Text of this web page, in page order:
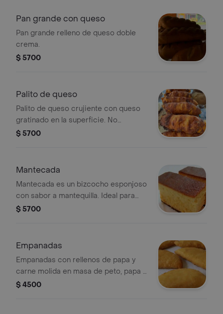
Pan grande con queso
Pan grande relleno de queso doble
crema.
$ 5700
Palito de queso
Palito de queso crujiente con queso
gratinado en la superficie. No
contiene queso en el interior.
$ 5700
Mantecada
Mantecada es un bizcocho esponjoso
con sabor a mantequilla. Ideal para
acompañar con té o café.
$ 5700
Empanadas
Empanadas con rellenos de papa y
carne molida en masa de peto, papa y
carne desmechada en masa de
$ 4500